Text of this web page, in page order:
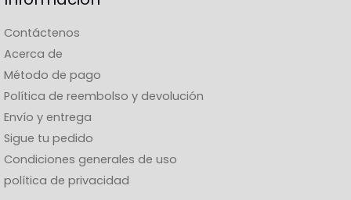
Contáctenos
Acerca de
Método de pago
Política de reembolso y devolución
Envío y entrega
Sigue tu pedido
Condiciones generales de uso
política de privacidad